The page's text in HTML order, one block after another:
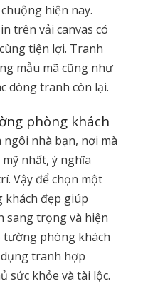
hiện nay.
trên vải canvas có
tiện lợi. Tranh
mẫu mã cũng như
dòng tranh còn lại.
phòng khách
nhà bạn, nơi mà
nhất, ý nghĩa
Vậy để chọn một
đẹp giúp
sang trọng và hiện
phòng khách
tranh hợp
sức khỏe và tài lộc.